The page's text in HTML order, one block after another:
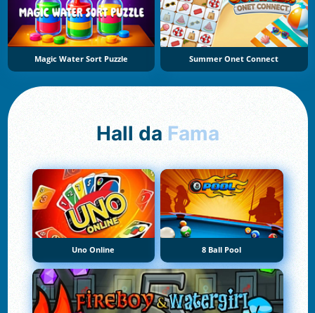
Magic Water Sort Puzzle Summer Onet Connect
Hall da Fama
Uno Online 8 Ball Pool